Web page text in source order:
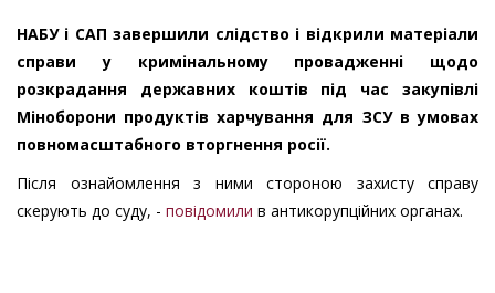
НАБУ і САП завершили слідство і відкрили матеріали
справи у кримінальному провадженні щодо
розкрадання державних коштів під час закупівлі
Міноборони продуктів харчування для ЗСУ в умовах
повномасштабного вторгнення росії.
Після ознайомлення з ними стороною захисту справу
скерують до суду, - повідомили в антикорупційних органах.